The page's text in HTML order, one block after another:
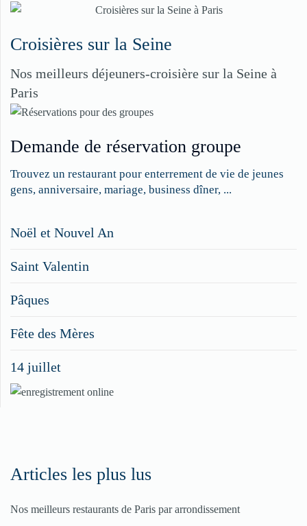
Croisières sur la Seine
Nos meilleurs déjeuners-croisière sur la Seine à
Paris
Demande de réservation groupe
Trouvez un restaurant pour enterrement de vie de jeunes
gens, anniversaire, mariage, business dîner, ...
Noël et Nouvel An
Saint Valentin
Pâques
Fête des Mères
14 juillet
Articles les plus lus
Nos meilleurs restaurants de Paris par arrondissement